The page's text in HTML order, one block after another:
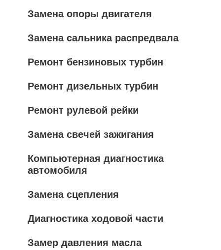
Замена опоры двигателя
Замена сальника распредвала
Ремонт бензиновых турбин
Ремонт дизельных турбин
Ремонт рулевой рейки
Замена свечей зажигания
Компьютерная диагностика
автомобиля
Замена сцепления
Диагностика ходовой части
Замер давления масла